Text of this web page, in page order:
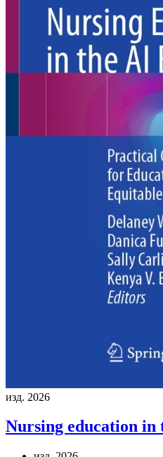
изд. 2026
Nursing education in